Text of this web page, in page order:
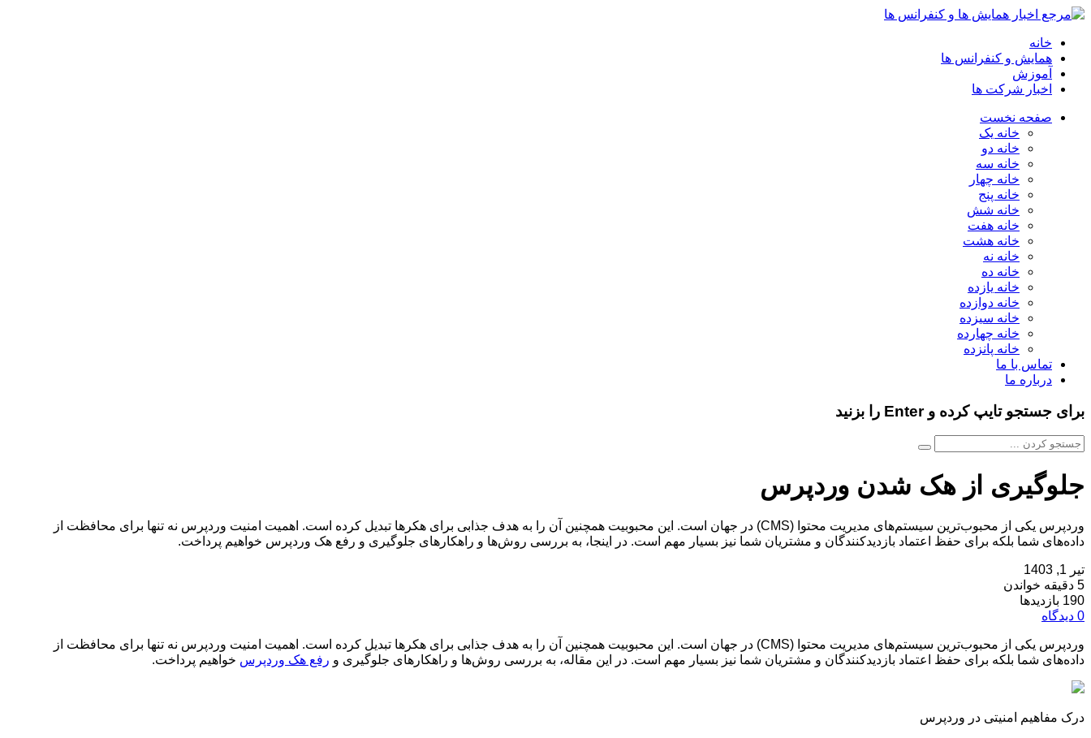
خانه
همایش و کنفرانس ها
آموزش
اخبار شرکت ها
صفحه نخست
خانه یک
خانه دو
خانه سه
خانه چهار
خانه پنج
خانه شش
خانه هفت
خانه هشت
خانه نه
خانه ده
خانه یازده
خانه دوازده
خانه سیزده
خانه چهارده
خانه پانزده
تماس با ما
درباره ما
برای جستجو تایپ کرده و Enter را بزنید
جلوگیری از هک شدن وردپرس
وردپرس یکی از محبوب‌ترین سیستم‌های مدیریت محتوا (CMS) در جهان است. این محبوبیت همچنین آن را به هدف جذابی برای هکرها تبدیل کرده است. اهمیت امنیت وردپرس نه تنها برای محافظت از
داده‌های شما بلکه برای حفظ اعتماد بازدیدکنندگان و مشتریان شما نیز بسیار مهم است. در اینجا، به بررسی روش‌ها و راهکارهای جلوگیری و رفع هک وردپرس خواهیم پرداخت.
تیر 1, 1403
5 دقیقه خواندن
190 بازدیدها
0 دیدگاه
وردپرس یکی از محبوب‌ترین سیستم‌های مدیریت محتوا (CMS)
در جهان است. این محبوبیت همچنین آن را به هدف جذابی برای هکرها تبدیل کرده است. اهمیت امنیت وردپرس نه تنها برای محافظت از
داده‌های شما بلکه برای حفظ اعتماد بازدیدکنندگان و مشتریان شما نیز بسیار مهم است. در این مقاله، به بررسی روش‌ها و راهکارهای جلوگیری و رفع هک وردپرس خواهیم پرداخت.
درک مفاهیم امنیتی در وردپرس